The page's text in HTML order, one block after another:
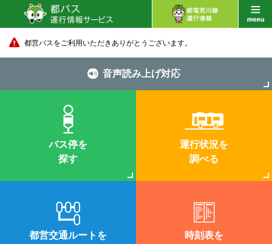
都営バスをご利用いただきありがとうございます。
音声読み上げ対応
バス停を
探す
運行状況を
調べる
都営交通ルートを
時刻表を